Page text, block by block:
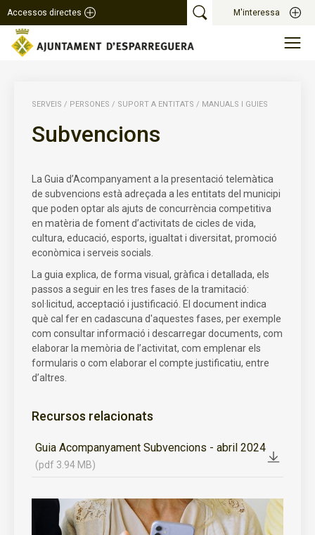
Accessos directes M'interessa
SERVEIS / PERSONES / SUPORT A ENTITATS / MANUALS I GUIES
Subvencions
La Guia d’Acompanyament a la presentació telemàtica
de subvencions està adreçada a les entitats del municipi
que poden optar als ajuts de concurrència competitiva
en matèria de foment d’activitats de cicles de vida,
cultura, educació, esports, igualtat i diversitat, promoció
econòmica i serveis socials.
La guia explica, de forma visual, gràfica i detallada, els
passos a seguir en les tres fases de la tramitació:
sol·licitud, acceptació i justificació. El document indica
què cal fer en cadascuna d'aquestes fases, per exemple
com consultar informació i descarregar documents, com
elaborar la memòria de l’activitat, com emplenar els
formularis o com elaborar el compte justificatiu, entre
d’altres.
Recursos relacionats
Guia Acompanyament Subvencions - abril 2024
(pdf 3.94 MB)